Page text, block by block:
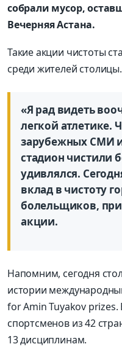
собрали мусор,
Вечерняя Астана.
Такие акции чистоты
среди жителей столицы.
«Я рад видеть
легкой атлетике.
зарубежных СМИ
стадион чистили
удивлялся.
вклад в чистоту
болельщиков,
акции.
Напомним, сегодня
истории
for Amin Tuyakov
спортсменов из 42
13 дисциплинам.